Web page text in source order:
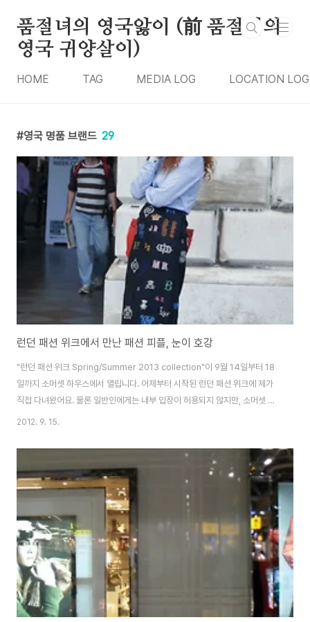
품절녀의 영국앓이 (前 품절녀의
영국 귀양살이)
HOME TAG MEDIA LOG LOCATION LOG
영국 명품 브랜드 29
런던 패션 위크에서 만난 패션 피플, 눈이 호강
"런던 패션 위크 Spring/Summer 2013 collection"이 9월 14일부터 18
일까지 소머셋 하우스에서 열립니다. 어제부터 시작된 런던 패션 위크에 제가
직접 다녀왔어요. 물론 일반인에게는 내부 입장이 허용되지 않지만, 소머셋 하
우스 밖에 설치된 대형 화면을 통해 패션쇼를 라이브로 즐길 수 있습니다. 패션
메라맨들과 패션 블로거들의 모습이 눈에 띄었습니다. 제가 보기에 패션쇼 시
청보다는 패션에 관심이 많고 좋아하는 사람들의 파티처럼 느껴질 정도였어요.
많은 사람들은 각자 자신에게 맞는 패션 스타일링을 뽐내기위해 개성적인 옷차
림을 하고 이 곳으로 모여 들었습니다. 패션쇼 입장을 위해 기다리는 모습~ 누
구나 할 것 없..
2012. 9. 15.